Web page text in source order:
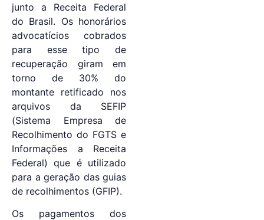
junto a Receita Federal
do Brasil. Os honorários
advocatícios cobrados
para esse tipo de
recuperação giram em
torno de 30% do
montante retificado nos
arquivos da SEFIP
(Sistema Empresa de
Recolhimento do FGTS e
Informações a Receita
Federal) que é utilizado
para a geração das guias
de recolhimentos (GFIP).
Os pagamentos dos